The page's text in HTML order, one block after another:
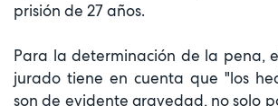
prisión de 27 años.
Para la determinación de la pena,
jurado tiene en cuenta que "los
son de evidente gravedad, no solo